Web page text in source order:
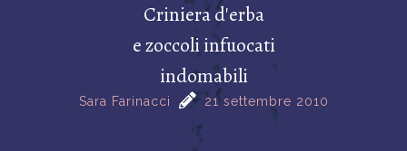
Criniera d'erba
e zoccoli infuocati
indomabili
Sara Farinacci 21 settembre 2010